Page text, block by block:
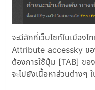
จะมีสักกี่เว็บไซท์ในเมือง
Attribute accessky ขอ
ต้องการใช้ปุ่ม [TAB] ข
จะไปยังเนื้อหาส่วนต่างๆ